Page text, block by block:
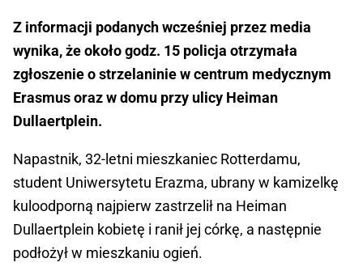
Z informacji podanych wcześniej przez media
wynika, że około godz. 15 policja otrzymała
zgłoszenie o strzelaninie w centrum medycznym
Erasmus oraz w domu przy ulicy Heiman
Dullaertplein.
Napastnik, 32-letni mieszkaniec Rotterdamu,
student Uniwersytetu Erazma, ubrany w kamizelkę
kuloodporną najpierw zastrzelił na Heiman
Dullaertplein kobietę i ranił jej córkę, a następnie
podłożył w mieszkaniu ogień.